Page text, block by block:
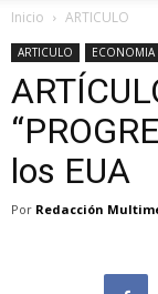
Inicio ARTICULO
ARTICULO ECONOMIA
los EUA
Por Redacción